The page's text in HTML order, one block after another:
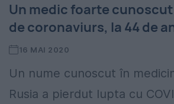
Un medic foarte
de coronaviurs, la 44 de
16 MAI 2020
Un nume cunoscut în
Rusia a pierdut lupta cu